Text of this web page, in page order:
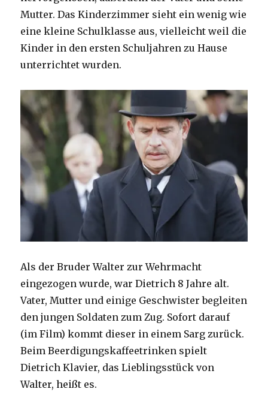
Mutter. Das Kinderzimmer sieht ein wenig wie
eine kleine Schulklasse aus, vielleicht weil die
Kinder in den ersten Schuljahren zu Hause
unterrichtet wurden.
Als der Bruder Walter zur Wehrmacht
eingezogen wurde, war Dietrich 8 Jahre alt.
Vater, Mutter und einige Geschwister begleiten
den jungen Soldaten zum Zug. Sofort darauf
(im Film) kommt dieser in einem Sarg zurück.
Beim Beerdigungskaffeetrinken spielt
Dietrich Klavier, das Lieblingsstück von
Walter, heißt es.